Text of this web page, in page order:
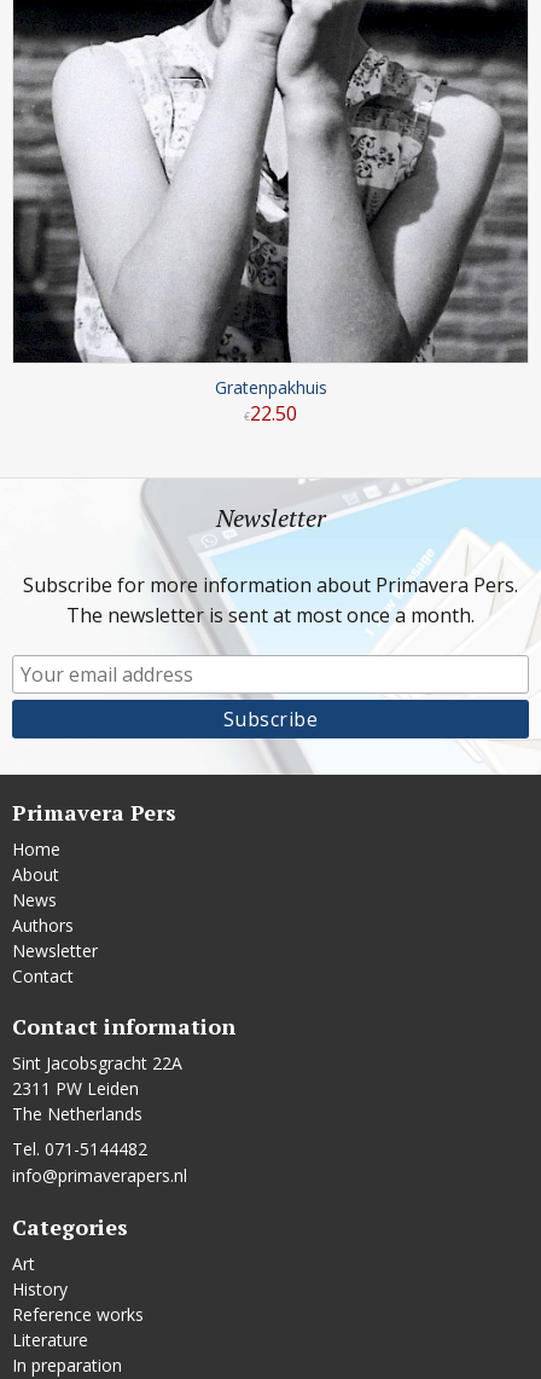
Gratenpakhuis
€22.50
Newsletter
Subscribe for more information about Primavera Pers.
The newsletter is sent at most once a month.
Primavera Pers
Home
About
News
Authors
Newsletter
Contact
Contact information
Sint Jacobsgracht 22A
2311 PW Leiden
The Netherlands
Tel. 071-5144482
info@primaverapers.nl
Categories
Art
History
Reference works
Literature
In preparation